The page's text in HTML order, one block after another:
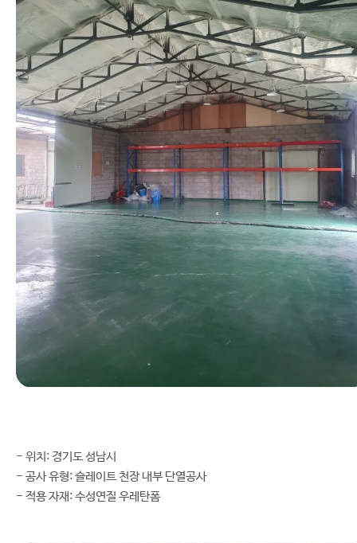
- 위치: 경기도 성남시
- 공사 유형: 슬레이트 천장 내부 단열공사
- 적용 자재: 수성연질 우레탄폼